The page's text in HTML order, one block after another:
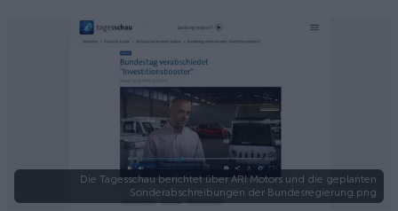
Die Tagesschau berichtet über ARI Motors und die geplanten
Sonderabschreibungen der Bundesregierung.png